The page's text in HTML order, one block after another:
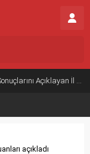
Açıklayan İl MEM’ler Listesi
açıkladı